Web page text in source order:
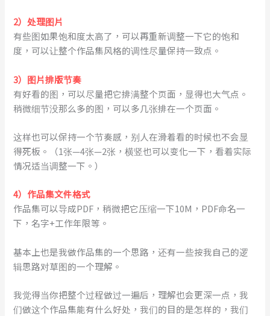
2）处理图片
有些图如果饱和度太高了，可以再重新调整一下它的饱和
度，可以让整个作品集风格的调性尽量保持一致点。
3）图片排版节奏
有好看的图，可以尽量把它排满整个页面，显得也大气点。
稍微细节没那么多的图，可以多几张排在一个页面。
这样也可以保持一个节奏感，别人在滑着看的时候也不会显
得死板。（1张—4张—2张，横竖也可以变化一下，看着实际
情况适当调整一下。）
4）作品集文件格式
作品集可以导成PDF，稍微把它压缩一下10M，PDF命名一
下，名字+工作年限等。
基本上也是我做作品集的一个思路，还有一些按我自己的逻
辑思路对草图的一个理解。
我觉得当你把整个过程做过一遍后，理解也会更深一点，我
们做这个作品集能有什么好处，我们的目的是怎样的，我们